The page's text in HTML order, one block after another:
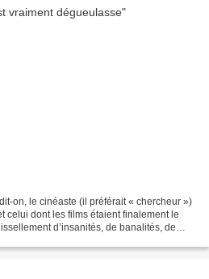
on, le cinéaste (il préférait « chercheur »)
celui dont les films étaient finalement le
d’insanités, de banalités, de